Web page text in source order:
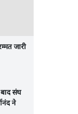
जारी
संघ
ने